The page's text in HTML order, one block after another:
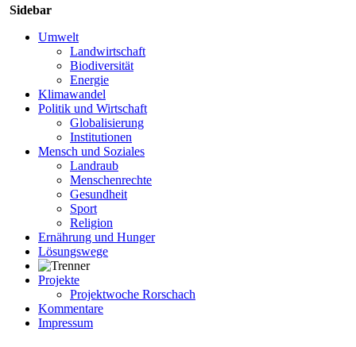
Sidebar
Umwelt
Landwirtschaft
Biodiversität
Energie
Klimawandel
Politik und Wirtschaft
Globalisierung
Institutionen
Mensch und Soziales
Landraub
Menschenrechte
Gesundheit
Sport
Religion
Ernährung und Hunger
Lösungswege
Projekte
Projektwoche Rorschach
Kommentare
Impressum